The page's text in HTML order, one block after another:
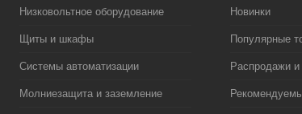
Низковольтное оборудование
Щиты и шкафы
Системы автоматизации
Молниезащита и заземление
Новинки
Популярные
Распродажи и